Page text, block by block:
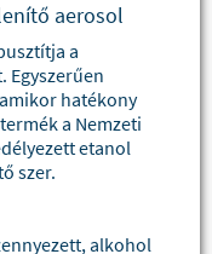
aerosol
a
Egyszerűen
hatékony
a Nemzeti
etanol
szer.
alkohol